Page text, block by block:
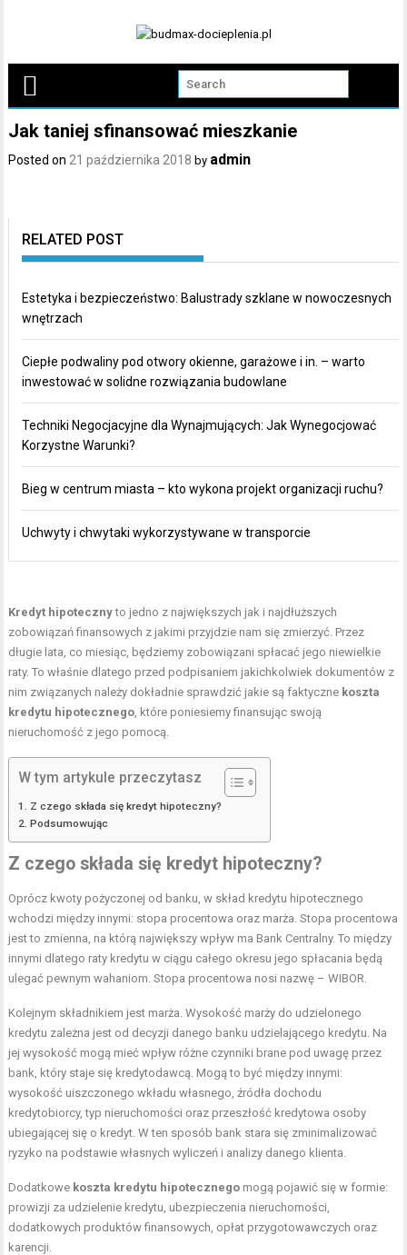
Jak taniej sfinansować mieszkanie
Posted on 21 października 2018 by admin
RELATED POST
Estetyka i bezpieczeństwo: Balustrady szklane w nowoczesnych
wnętrzach
Ciepłe podwaliny pod otwory okienne, garażowe i in. – warto
inwestować w solidne rozwiązania budowlane
Techniki Negocjacyjne dla Wynajmujących: Jak Wynegocjować
Korzystne Warunki?
Bieg w centrum miasta – kto wykona projekt organizacji ruchu?
Uchwyty i chwytaki wykorzystywane w transporcie
Kredyt hipotecznyto jedno z największych jak i najdłuższych
zobowiązań finansowych z jakimi przyjdzie nam się zmierzyć. Przez
długie lata, co miesiąc, będziemy zobowiązani spłacać jego niewielkie
raty. To właśnie dlatego przed podpisaniem jakichkolwiek dokumentów z
nim związanych należy dokładnie sprawdzić jakie są faktyczne koszta
kredytu hipotecznego, które poniesiemy finansując swoją
nieruchomość z jego pomocą.
W tym artykule przeczytasz
Z czego składa się kredyt hipoteczny?
Podsumowując
Z czego składa się kredyt hipoteczny?
Oprócz kwoty pożyczonej od banku, w skład kredytu hipotecznego
wchodzi między innymi: stopa procentowa oraz marża. Stopa procentowa
jest to zmienna, na którą największy wpływ ma Bank Centralny. To między
innymi dlatego raty kredytu w ciągu całego okresu jego spłacania będą
ulegać pewnym wahaniom. Stopa procentowa nosi nazwę – WIBOR.
Kolejnym składnikiem jest marża. Wysokość marży do udzielonego
kredytu zależna jest od decyzji danego banku udzielającego kredytu. Na
jej wysokość mogą mieć wpływ różne czynniki brane pod uwagę przez
bank, który staje się kredytodawcą. Mogą to być między innymi:
wysokość uiszczonego wkładu własnego, źródła dochodu
kredytobiorcy, typ nieruchomości oraz przeszłość kredytowa osoby
ubiegającej się o kredyt. W ten sposób bank stara się zminimalizować
ryzyko na podstawie własnych wyliczeń i analizy danego klienta.
Dodatkowe koszta kredytu hipotecznego mogą pojawić się w formie:
prowizji za udzielenie kredytu, ubezpieczenia nieruchomości,
dodatkowych produktów finansowych, opłat przygotowawczych oraz
karencji.